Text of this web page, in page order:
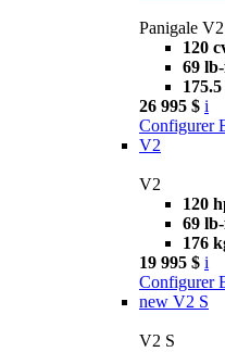
Panigale
120
69
26 995 $ i
Configurer
V2
V2
120
69
176
19 995 $ i
Configurer
new V2 S
V2 S